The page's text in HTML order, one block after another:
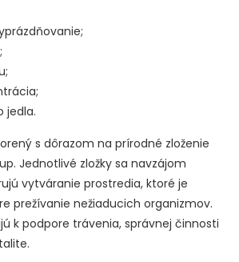
jedla.
s dôrazom na prírodné zloženie
Jednotlivé zložky sa navzájom
vytváranie prostredia, ktoré je
prežívanie nežiaducich organizmov.
k podpore trávenia, správnej činnosti